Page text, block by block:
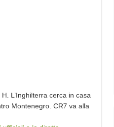
L’Inghilterra cerca in casa
Montenegro. CR7 va alla